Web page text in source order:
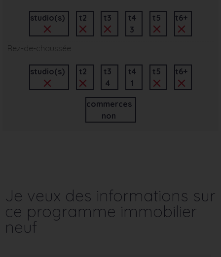
studio(s) t2 t3
t4
3
t5 t6+
Rez-de-chaussée
studio(s) t2
t3
4
t4
1
t5 t6+
commerces
non
Je veux des informations sur
ce programme immobilier
neuf